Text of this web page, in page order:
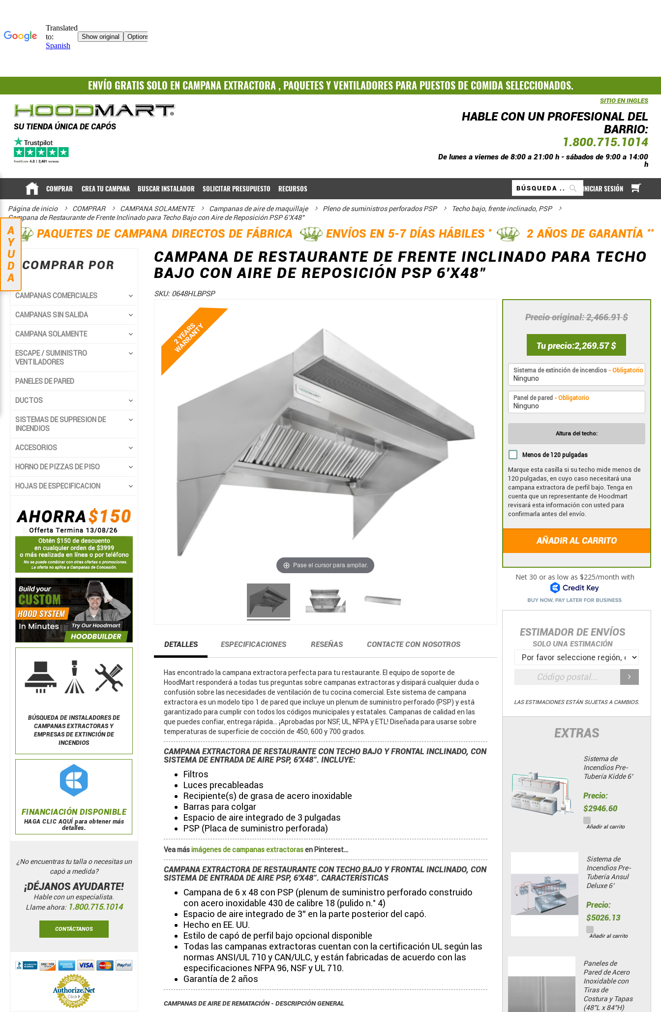
ENVÍO GRATISSOLO EN CAMPANAEXTRACTORA , PAQUETESYVENTILADORES PARA PUESTOS DE COMIDA SELECCIONADOS.
SU TIENDA ÚNICA DE CAPÓS
SITIO EN INGLES
HABLE CON UN PROFESIONAL DEL
BARRIO:
1.800.715.1014
De lunes a viernes de 8:00 a 21:00 h - sábados de 9:00 a 14:00
h
Buscar
A mi
COMPRAR CREA TU CAMPANA BUSCAR INSTALADOR SOLICITAR PRESUPUESTO RECURSOS INICIAR SESIÓN
Página de inicio COMPRAR CAMPANA SOLAMENTE Campanas de aire de maquillaje Pleno de suministros perforados PSP
Techo bajo, frente inclinado, PSP
Campana de Restaurante de Frente Inclinado para Techo Bajo con Aire de Reposición PSP 6'X48"
PAQUETES DE CAMPANA DIRECTOS DE FÁBRICA ENVÍOS EN 5-7 DÍAS HÁBILES * 2 AÑOS DE GARANTÍA **
CAMPANA DE RESTAURANTE DE FRENTE INCLINADO PARA TECHO
BAJO CON AIRE DE REPOSICIÓN PSP 6'X48"
SKU: 0648HLBPSP
Precio original 2,466.91 $
Tu precio 2,269.57 $
Sistema de extinción de incendios - Obligatorio
Panel de pared - Obligatorio
Altura del techo:
Menos de 120 pulgadas
Marque esta casilla si su techo mide menos de
120 pulgadas, en cuyo caso necesitará una
campana extractora de perfil bajo. Tenga en
cuenta que un representante de Hoodmart
revisará esta información con usted para
confirmarla antes del envío.
AÑADIR AL CARRITO
ESTIMADOR DE ENVÍOS
SOLO UNA ESTIMACIÓN
LAS ESTIMACIONES ESTÁN SUJETAS A CAMBIOS.
EXTRAS
Sistema de
Incendios Pre-
Tubería Kidde 6’
Precio:
$2946.60
Añadir al carrito
Sistema de
Incendios Pre-
Tubería Ansul
Deluxe 6’
Precio:
$5026.13
Añadir al carrito
Paneles de
Pared de Acero
Inoxidable con
Tiras de
Costura y Tapas
(48"L x 84"H)
de
galería
de
comienzo
de
galería
de
Pase el cursor para ampliar.
DETALLES
Has encontrado la campana extractora perfecta para tu restaurante. El equipo de soporte de
HoodMart responderá a todas tus preguntas sobre campanas extractoras y disipará cualquier duda o
confusión sobre las necesidades de ventilación de tu cocina comercial. Este sistema de campana
extractora es un modelo tipo 1 de pared que incluye un plenum de suministro perforado (PSP) y está
garantizado para cumplir con todos los códigos municipales y estatales. Campanas de calidad en las
que puedes confiar, entrega rápida... ¡Aprobadas por NSF, UL, NFPA y ETL! Diseñada para usarse sobre
temperaturas de superficie de cocción de 450, 600 y 700 grados.
CAMPANA EXTRACTORA DE RESTAURANTE CON TECHO BAJO Y FRONTAL INCLINADO, CON
SISTEMA DE ENTRADA DE AIRE PSP, 6'X48". INCLUYE:
Filtros
Luces precableadas
Recipiente(s) de grasa de acero inoxidable
Barras para colgar
Espacio de aire integrado de 3 pulgadas
PSP (Placa de suministro perforada)
Vea másimágenes de campanas extractorasen Pinterest...
CAMPANA EXTRACTORA DE RESTAURANTE CON TECHO BAJO Y FRONTAL INCLINADO, CON
SISTEMA DE ENTRADA DE AIRE PSP, 6'X48". CARACTERÍSTICAS
Campana de 6 x 48 con PSP (plenum de suministro perforado construido
con acero inoxidable 430 de calibre 18 (pulido n.° 4)
Espacio de aire integrado de 3" en la parte posterior del capó.
Hecho en EE. UU.
Estilo de capó de perfil bajo opcional disponible
Todas las campanas extractoras cuentan con la certificación UL según las
normas ANSI/UL 710 y CAN/ULC, y están fabricadas de acuerdo con las
especificaciones NFPA 96, NSF y UL 710.
Garantía de 2 años
CAMPANAS DE AIRE DE REMATACIÓN - DESCRIPCIÓN GENERAL
ESPECIFICACIONES RESEÑAS CONTACTE CON NOSOTROS
COMPRAR POR
CAMPANAS COMERCIALES
CAMPANAS SIN SALIDA
CAMPANA SOLAMENTE
ESCAPE / SUMINISTRO
VENTILADORES
PANELES DE PARED
DUCTOS
SISTEMAS DE SUPRESION DE
INCENDIOS
ACCESORIOS
HORNO DE PIZZAS DE PISO
HOJAS DE ESPECIFICACION
BÚSQUEDA DE INSTALADORES DE
CAMPANAS EXTRACTORAS Y
EMPRESAS DE EXTINCIÓN DE
INCENDIOS
FINANCIACIÓN DISPONIBLE
HAGA CLIC AQUÍ para obtener más
detalles.
¿No encuentras tu talla o necesitas un
capó a medida?
¡DÉJANOS AYUDARTE!
Hable con un especialista.
Llame ahora: 1.800.715.1014
CONTÁCTANOS
A
Y
U
D
A